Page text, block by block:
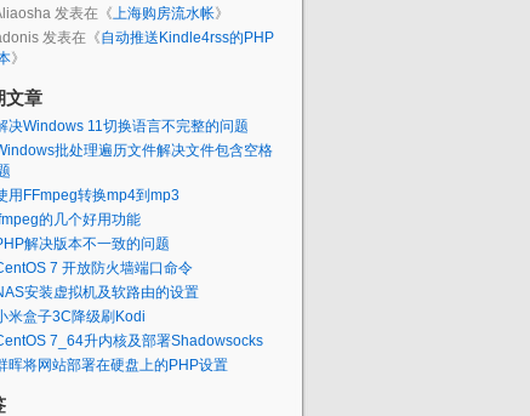
发表在《上海购房流水帐》
发表在《自动推送Kindle4rss的PHP
》
文章
决Windows 11切换语言不完整的问题
批处理遍历文件解决文件包含空格
用FFmpeg转换mp4到mp3
的几个好用功能
解决版本不一致的问题
7 开放防火墙端口命令
安装虚拟机及软路由的设置
米盒子3C降级刷Kodi
7_64升内核及部署Shadowsocks
晖将网站部署在硬盘上的PHP设置